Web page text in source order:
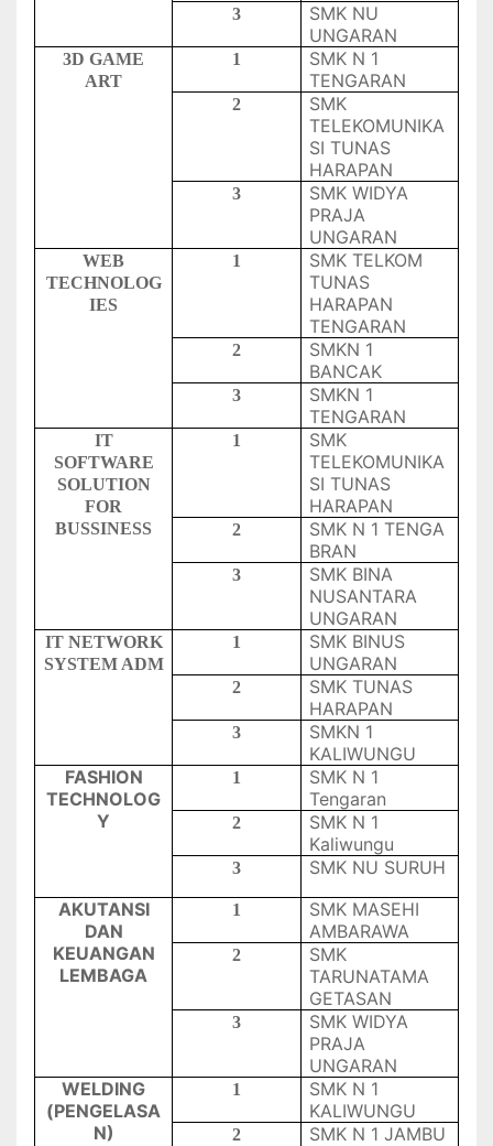
3
SMK NU
UNGARAN
3D GAME
ART
1
SMK N 1
TENGARAN
2
SMK
TELEKOMUNIKA
SI TUNAS
HARAPAN
3
SMK WIDYA
PRAJA
UNGARAN
WEB
TECHNOLOG
IES
1
SMK TELKOM
TUNAS
HARAPAN
TENGARAN
2
SMKN 1
BANCAK
3
SMKN 1
TENGARAN
IT
SOFTWARE
SOLUTION
FOR
BUSSINESS
1
SMK
TELEKOMUNIKA
SI TUNAS
HARAPAN
2
SMK N 1 TENGA
BRAN
3
SMK BINA
NUSANTARA
UNGARAN
IT NETWORK
SYSTEM ADM
1
SMK BINUS
UNGARAN
2
SMK TUNAS
HARAPAN
3
SMKN 1
KALIWUNGU
FASHION
TECHNOLOG
Y
1
SMK N 1
Tengaran
2
SMK N 1
Kaliwungu
3
SMK NU SURUH
AKUTANSI
DAN
KEUANGAN
LEMBAGA
1
SMK MASEHI
AMBARAWA
2
SMK
TARUNATAMA
GETASAN
3
SMK WIDYA
PRAJA
UNGARAN
WELDING
(PENGELASA
N)
1
SMK N 1
KALIWUNGU
2 SMK N 1 JAMBU